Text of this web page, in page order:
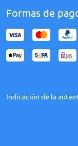
Formas de
Indicación de la